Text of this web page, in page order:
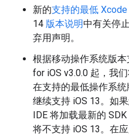
新的支持的最低
14 版本说明中有关停
弃用声明。
根据移动操作系统版
for iOS v3.0.0 起，我
在支持的最低操作系
继续支持 iOS 13。如
IDE 将加载最新的
将不支持 iOS 13。在